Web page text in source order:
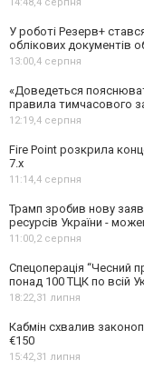
У роботі Резерв+
облікових документів
13:00,4 серпня
«Доведеться
правила тимчасового
12:19,4 серпня
Fire Point розкрила
7.x
11:14,4 серпня
Трамп зробив нову
ресурсів України -
11:00,2 серпня
Спецоперація “Чесний
понад 100 ТЦК по всій
18:22,31 липня
Кабмін схвалив
€150
15:42,31 липня